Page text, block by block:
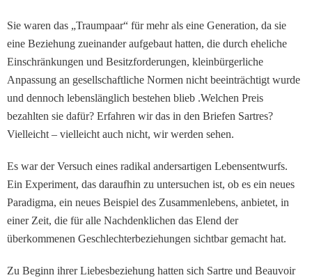
Sie waren das „Traumpaar“ für mehr als eine Generation, da sie
eine Beziehung zueinander aufgebaut hatten, die durch eheliche
Einschränkungen und Besitzforderungen, kleinbürgerliche
Anpassung an gesellschaftliche Normen nicht beeinträchtigt wurde
und dennoch lebenslänglich bestehen blieb .Welchen Preis
bezahlten sie dafür? Erfahren wir das in den Briefen Sartres?
Vielleicht – vielleicht auch nicht, wir werden sehen.
Es war der Versuch eines ra­dikal andersartigen Lebens­entwurfs.
Ein Experiment, das daraufhin zu untersuchen ist, ob es ein neues
Paradigma, ein neues Beispiel des Zu­sammenlebens, anbietet, in
einer Zeit, die für alle Nach­denklichen das Elend der
überkommenen Geschlech­terbeziehungen sichtbar ge­macht hat.
Zu Beginn ihrer Liebesbezie­hung hatten sich Sartre und Beauvoir